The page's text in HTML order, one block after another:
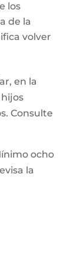
los
de la
volver
en la
Consulte
ocho
la